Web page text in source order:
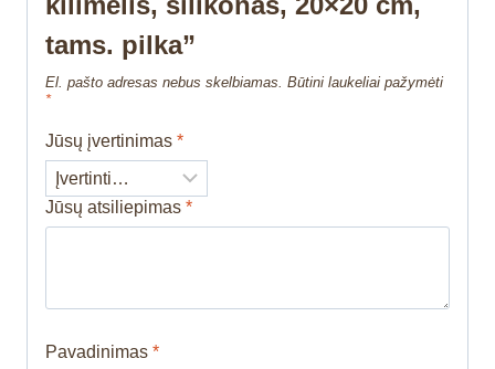
tams. pilka”
El. pašto adresas nebus skelbiamas. Būtini laukeliai pažymėti
*
Jūsų įvertinimas *
Jūsų atsiliepimas *
Pavadinimas *